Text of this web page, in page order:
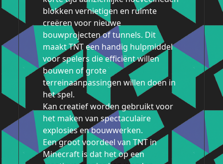
blokken vernietigen en ruimte
creëren voor nieuwe
bouwprojecten of tunnels. Dit
maakt TNT een handig hulpmiddel
voor spelers die efficiënt willen
bouwen of grote
terreinaanpassingen willen doen in
het spel.
Kan creatief worden gebruikt voor
het maken van spectaculaire
explosies en bouwwerken.
Een groot voordeel van TNT in
Minecraft is dat het op een